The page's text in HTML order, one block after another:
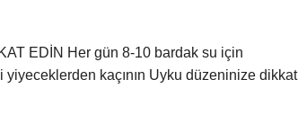
EDİN Her gün 8-10 bardak su için
yiyeceklerden kaçının Uyku düzeninize dikkat